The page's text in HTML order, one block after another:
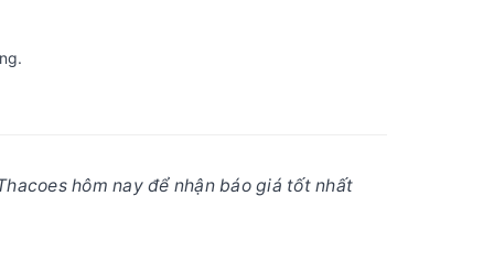
hôm nay để nhận báo giá tốt nhất